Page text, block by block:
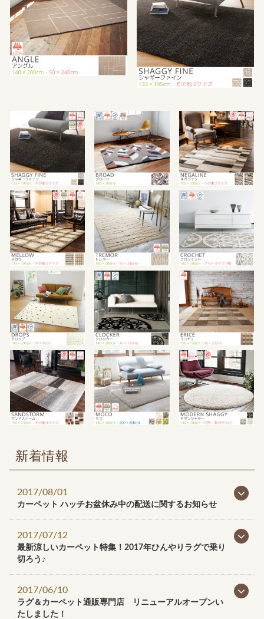
新着情報
2017/08/01
カーペット ハッチお盆休み中の配送に関するお知らせ
2017/07/12
最新涼しいカーペット特集！2017年ひんやりラグで乗り
切ろう♪
2017/06/10
ラグ＆カーペット通販専門店 リニューアルオープンい
たしました！